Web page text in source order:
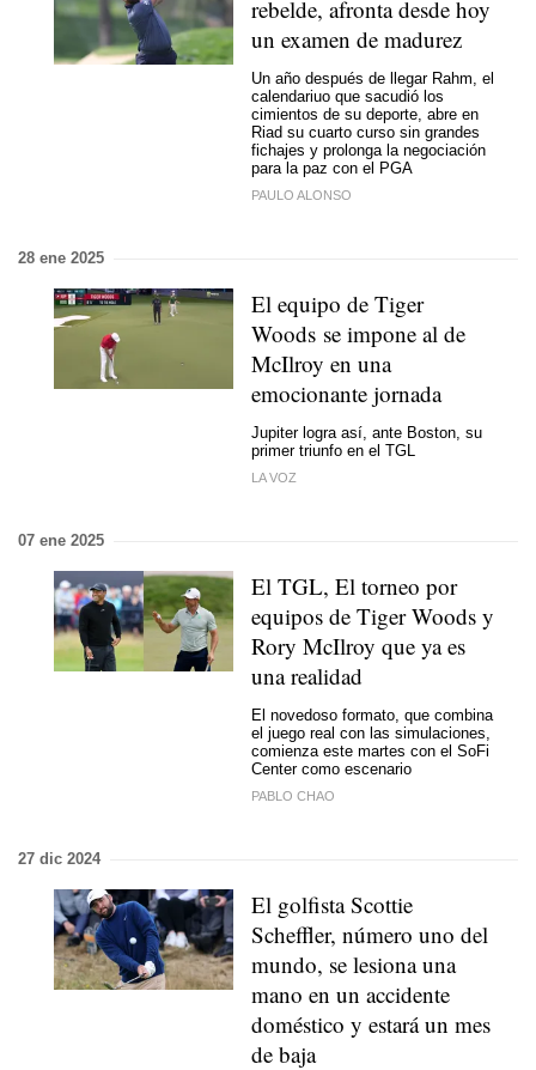
rebelde, afronta desde hoy
un examen de madurez
Un año después de llegar Rahm, el
calendariuo que sacudió los
cimientos de su deporte, abre en
Riad su cuarto curso sin grandes
fichajes y prolonga la negociación
para la paz con el PGA
PAULO ALONSO
28 ene 2025
El equipo de Tiger
Woods se impone al de
McIlroy en una
emocionante jornada
Jupiter logra así, ante Boston, su
primer triunfo en el TGL
LA VOZ
07 ene 2025
El TGL, El torneo por
equipos de Tiger Woods y
Rory McIlroy que ya es
una realidad
El novedoso formato, que combina
el juego real con las simulaciones,
comienza este martes con el SoFi
Center como escenario
PABLO CHAO
27 dic 2024
El golfista Scottie
Scheffler, número uno del
mundo, se lesiona una
mano en un accidente
doméstico y estará un mes
de baja